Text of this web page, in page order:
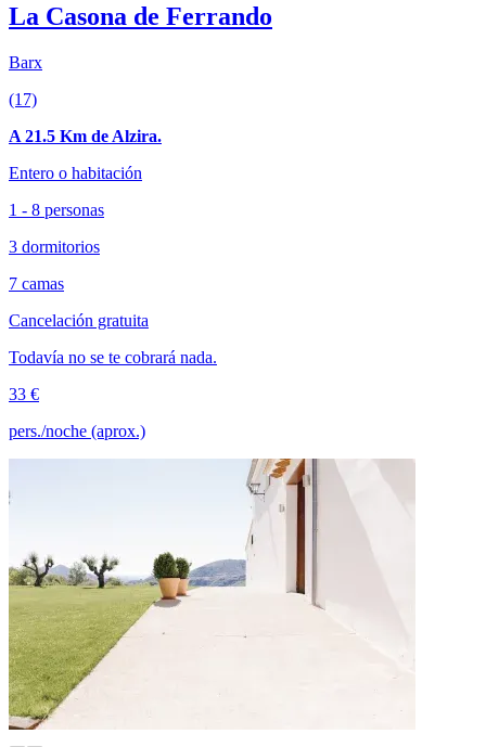
La Casona de Ferrando
Barx
(17)
A 21.5 Km de Alzira.
Entero o habitación
1 - 8 personas
3 dormitorios
7 camas
Cancelación gratuita
Todavía no se te cobrará nada.
33 €
pers./noche (aprox.)